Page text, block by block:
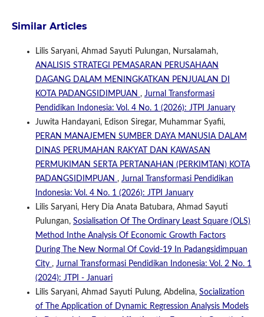
Similar Articles
Lilis Saryani, Ahmad Sayuti Pulungan, Nursalamah,
ANALISIS STRATEGI PEMASARAN PERUSAHAAN
DAGANG DALAM MENINGKATKAN PENJUALAN DI
KOTA PADANGSIDIMPUAN , Jurnal Transformasi
Pendidikan Indonesia: Vol. 4 No. 1 (2026): JTPI January
Juwita Handayani, Edison Siregar, Muhammar Syafii,
PERAN MANAJEMEN SUMBER DAYA MANUSIA DALAM
DINAS PERUMAHAN RAKYAT DAN KAWASAN
PERMUKIMAN SERTA PERTANAHAN (PERKIMTAN) KOTA
PADANGSIDIMPUAN , Jurnal Transformasi Pendidikan
Indonesia: Vol. 4 No. 1 (2026): JTPI January
Lilis Saryani, Hery Dia Anata Batubara, Ahmad Sayuti
Pulungan, Sosialisation Of The Ordinary Least Square (OLS)
Method Inthe Analysis Of Economic Growth Factors
During The New Normal Of Covid-19 In Padangsidimpuan
City , Jurnal Transformasi Pendidikan Indonesia: Vol. 2 No. 1
(2024): JTPI - Januari
Lilis Saryani, Ahmad Sayuti Pulung, Abdelina, Socialization
of The Application of Dynamic Regression Analysis Models